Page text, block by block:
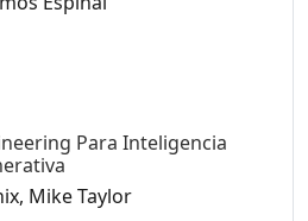
Para Inteligencia
Mike Taylor